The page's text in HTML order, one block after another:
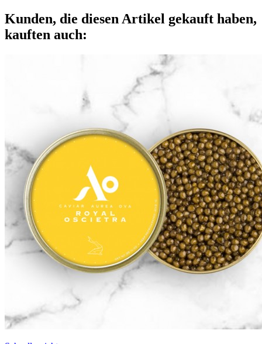
Kunden, die diesen Artikel gekauft haben,
kauften auch: